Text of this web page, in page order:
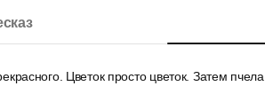
Цветок просто цветок. Затем пчела